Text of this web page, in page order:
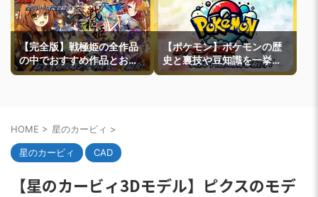
【完全版】戦極姫の全作品
の中でおすすめ作品とおす
すめ攻略ルートを一挙紹介
【ポケモン】ポケモンの歴
史と裏技や豆知識を一挙紹
介
HOME > 星のカービィ >
星のカービィ CAD
【星のカービィ3Dモデル】ピクスのモデ